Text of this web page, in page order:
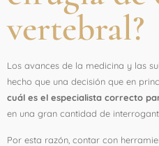
vertebral?
Los avances de la medicina y las
hecho que una decisión que en
cuál es el especialista correcto
en una gran cantidad de
Por esta razón, contar con